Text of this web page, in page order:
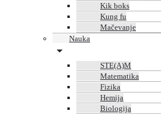
Kik boks
Kung fu
Mačevanje
Nauka
STE(A)M
Matematika
Fizika
Hemija
Biologija